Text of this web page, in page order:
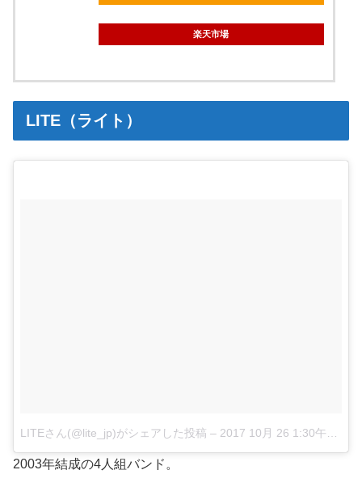
楽天市場
LITE（ライト）
LITEさん(@lite_jp)がシェアした投稿 – 2017 10月 26 1:30午前 PDT
2003年結成の4人組バンド。